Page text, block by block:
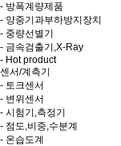
- 방폭계량제품
- 양중기과부하방지장치
- 중량선별기
- 금속검출기,X-Ray
- Hot product
센서/계측기
- 토크센서
- 변위센서
- 시험기,측정기
- 점도,비중,수분계
- 온습도계